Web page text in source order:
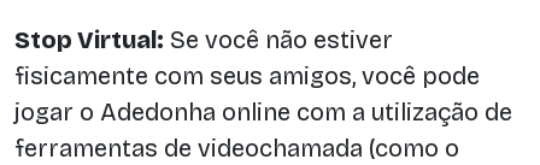
Stop Virtual: Se você não estiver
fisicamente com seus amigos, você pode
jogar o Adedonha online com a utilização de
ferramentas de videochamada (como o